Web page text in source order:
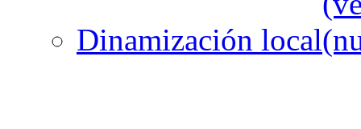
Dinamización local